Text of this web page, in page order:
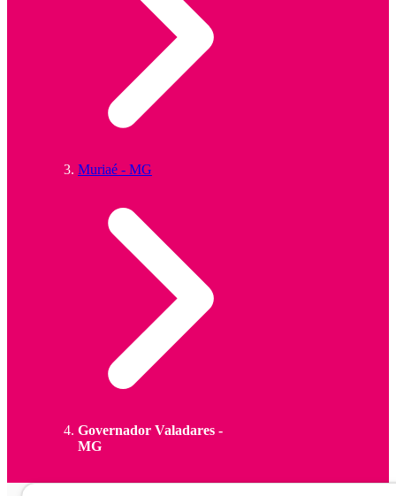
Muriaé - MG
Governador Valadares -
MG